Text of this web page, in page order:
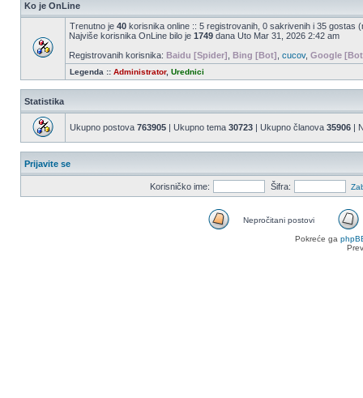
Ko je OnLine
Trenutno je 40 korisnika online :: 5 registrovanih, 0 sakrivenih i 35 gostas
Najviše korisnika OnLine bilo je 1749 dana Uto Mar 31, 2026 2:42 am
Registrovanih korisnika: Baidu [Spider] Bing [Bot] cucov, Google
Legenda :: Administrator, Urednici
Statistika
Ukupno postova 763905 | Ukupno tema 30723 | Ukupno članova 35906 |
Prijavite se
Korisničko ime: Šifra:
Nepročitani postovi
Pokreće ga